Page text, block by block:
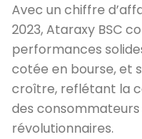
Avec un chiffre
2023, Ataraxy BSC
performances
cotée en bourse, et
croître, reflétant la
des
révolutionnaires.